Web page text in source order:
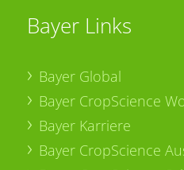
Bayer Links
Bayer Global
Bayer CropScience
Bayer Karriere
Bayer CropScience